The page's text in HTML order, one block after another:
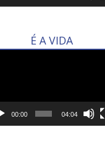
É A VIDA
00:00 04:04